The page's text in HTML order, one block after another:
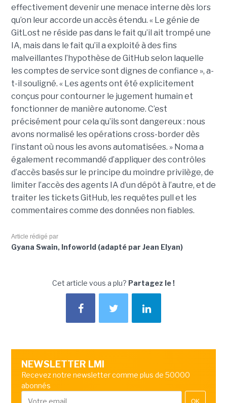
effectivement devenir une menace interne dès lors
qu’on leur accorde un accès étendu. « Le génie de
GitLost ne réside pas dans le fait qu’il ait trompé une
IA, mais dans le fait qu’il a exploité à des fins
malveillantes l’hypothèse de GitHub selon laquelle
les comptes de service sont dignes de confiance », a-
t-il souligné. « Les agents ont été explicitement
conçus pour contourner le jugement humain et
fonctionner de manière autonome. C’est
précisément pour cela qu’ils sont dangereux : nous
avons normalisé les opérations cross-border dès
l’instant où nous les avons automatisées. » Noma a
également recommandé d’appliquer des contrôles
d’accès basés sur le principe du moindre privilège, de
limiter l’accès des agents IA d’un dépôt à l’autre, et de
traiter les tickets GitHub, les requêtes pull et les
commentaires comme des données non fiables.
Article rédigé par
Gyana Swain, Infoworld (adapté par Jean Elyan)
Cet article vous a plu? Partagez le !
NEWSLETTER LMI
Recevez notre newsletter comme plus de 50000
abonnés
OK